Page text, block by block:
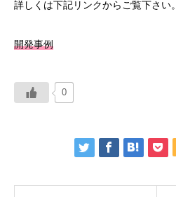
詳しくは下記リンクからご覧下さい。
開発事例
0